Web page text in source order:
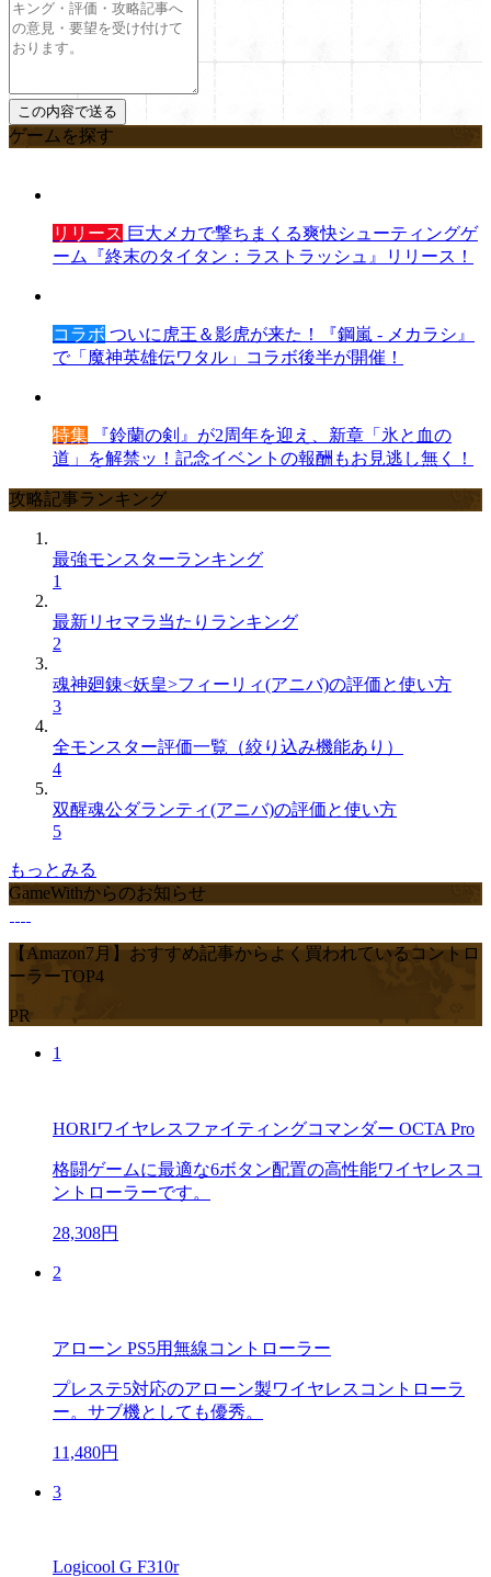
ゲームを探す
リリース 巨大メカで撃ちまくる爽快シューティングゲ
ーム『終末のタイタン：ラストラッシュ』リリース！
コラボ ついに虎王＆影虎が来た！『鋼嵐 - メカラシ』
で「魔神英雄伝ワタル」コラボ後半が開催！
特集 『鈴蘭の剣』が2周年を迎え、新章「氷と血の
道」を解禁ッ！記念イベントの報酬もお見逃し無く！
攻略記事ランキング
最強モンスターランキング
1
最新リセマラ当たりランキング
2
魂神廻錬<妖皇>フィーリィ(アニバ)の評価と使い方
3
全モンスター評価一覧（絞り込み機能あり）
4
双醒魂公ダランティ(アニバ)の評価と使い方
5
もっとみる
GameWithからのお知らせ
【Amazon7月】おすすめ記事からよく買われているコントロ
ーラーTOP4
PR
1
HORIワイヤレスファイティングコマンダー OCTA Pro
格闘ゲームに最適な6ボタン配置の高性能ワイヤレスコ
ントローラーです。
28,308円
2
アローン PS5用無線コントローラー
プレステ5対応のアローン製ワイヤレスコントローラ
ー。サブ機としても優秀。
11,480円
3
Logicool G F310r